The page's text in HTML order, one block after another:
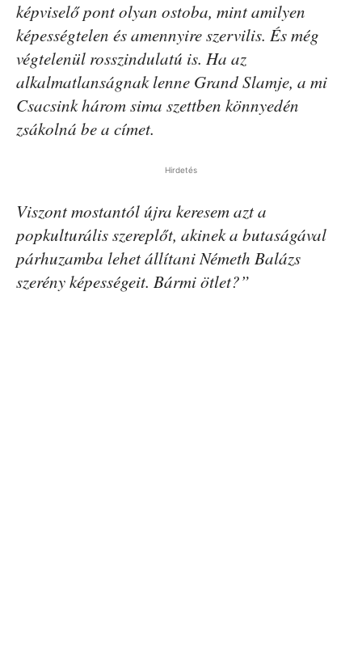
képviselő pont olyan ostoba, mint amilyen
képességtelen és amennyire szervilis. És még
végtelenül rosszindulatú is. Ha az
alkalmatlanságnak lenne Grand Slamje, a mi
Csacsink három sima szettben könnyedén
zsákolná be a címet.
Hirdetés
Viszont mostantól újra keresem azt a
popkulturális szereplőt, akinek a butaságával
párhuzamba lehet állítani Németh Balázs
szerény képességeit. Bármi ötlet?”